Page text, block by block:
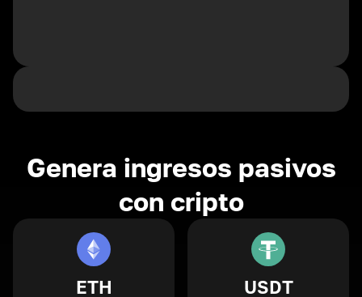
Genera ingresos pasivos
con cripto
ETH USDT